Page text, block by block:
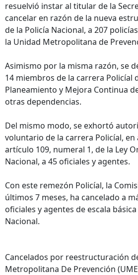
resuelvió instar al titular de la
cancelar en razón de la nueva
de la Policía Nacional, a 207
la Unidad Metropolitana de
Asimismo por la misma razón, se
14 miembros de la carrera Policíal
Planeamiento y Mejora Continua
otras dependencias.
Del mismo modo, se exhortó
voluntario de la carrera Policíal, en
artículo 109, numeral 1, de la Ley
Nacional, a 45 oficiales y agentes.
Con este remezón Policíal, la
últimos 7 meses, ha cancelado a
oficiales y agentes de escala
Nacional.
Cancelados por reestructuración
Metropolitana De Prevención